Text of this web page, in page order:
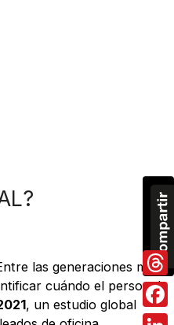
las generaciones más
cuándo el personal
, un estudio global